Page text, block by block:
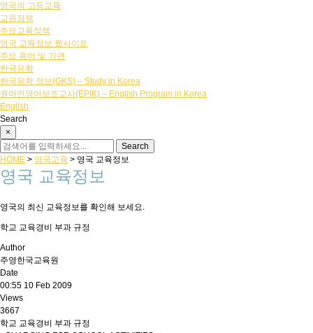
영국의 고등교육
교원정책
주요교육정책
영국 교육정보 웹사이트
주요 용어 및 기관
한국유학
한국유학 정보(GKS) – Study in Korea
원어민영어보조교사(EPIK) – English Program in Korea
English
Search
×
HOME > 영국교육 > 영국 교육정보
영국 교육정보
영국의 최신 교육정보를 확인해 보세요.
학교 교육경비 부과 규정
Author
주영한국교육원
Date
00:55 10 Feb 2009
Views
3667
학교 교육경비 부과 규정